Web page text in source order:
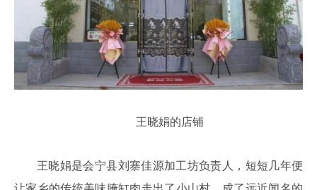
王晓娟的店铺
王晓娟是会宁县刘寨佳源加工坊负责人，短短几年便